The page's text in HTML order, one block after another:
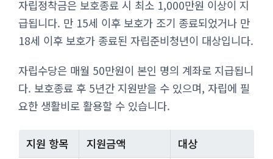
자립정착금은 보호종료 시 최소 1,000만원 이상이 지
급됩니다. 만 15세 이후 보호가 조기 종료되었거나 만
18세 이후 보호가 종료된 자립준비청년이 대상입니다.
자립수당은 매월 50만원이 본인 명의 계좌로 지급됩니
다. 보호종료 후 5년간 지원받을 수 있으며, 자립에 필
요한 생활비로 활용할 수 있습니다.
지원 항목 지원금액
대상